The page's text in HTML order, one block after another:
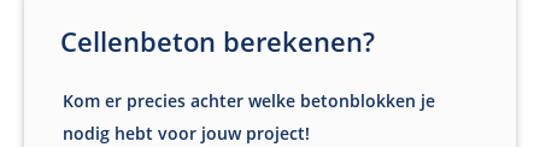
Cellenbeton berekenen?
Kom er precies achter welke betonblokken je
nodig hebt voor jouw project!